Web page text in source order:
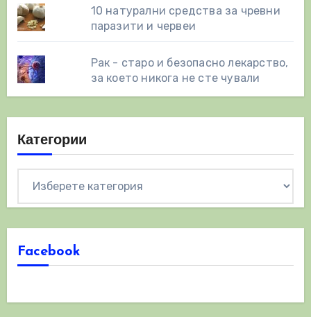
10 натурални средства за чревни
паразити и червеи
Рак - старо и безопасно лекарство,
за което никога не сте чували
Категории
Facebook